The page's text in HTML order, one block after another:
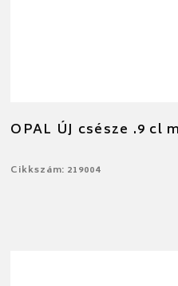
OPAL ÚJ csésze .9 cl
Cikkszám: 219004